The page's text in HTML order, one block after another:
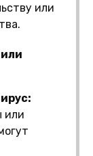
или
или